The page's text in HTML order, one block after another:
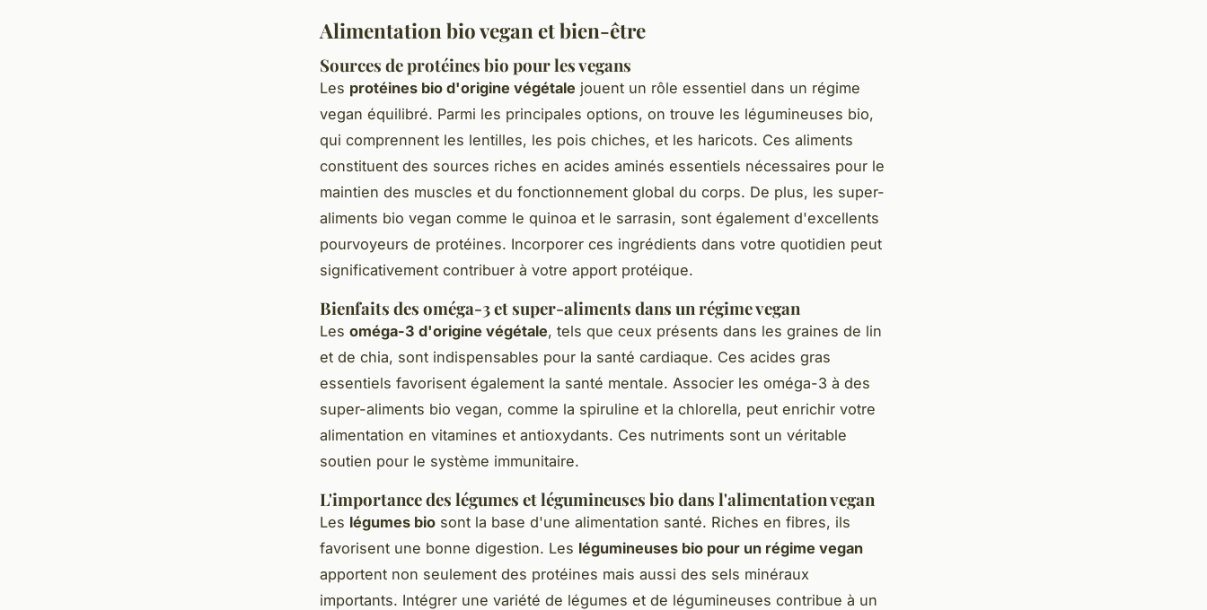
Alimentation bio vegan et bien-être
Sources de protéines bio pour les vegans
Les protéines bio d'origine végétale jouent un rôle essentiel dans un régime
vegan équilibré. Parmi les principales options, on trouve les légumineuses bio,
qui comprennent les lentilles, les pois chiches, et les haricots. Ces aliments
constituent des sources riches en acides aminés essentiels nécessaires pour le
maintien des muscles et du fonctionnement global du corps. De plus, les super-
aliments bio vegan comme le quinoa et le sarrasin, sont également d'excellents
pourvoyeurs de protéines. Incorporer ces ingrédients dans votre quotidien peut
significativement contribuer à votre apport protéique.
Bienfaits des oméga-3 et super-aliments dans un régime vegan
Les oméga-3 d'origine végétale, tels que ceux présents dans les graines de lin
et de chia, sont indispensables pour la santé cardiaque. Ces acides gras
essentiels favorisent également la santé mentale. Associer les oméga-3 à des
super-aliments bio vegan, comme la spiruline et la chlorella, peut enrichir votre
alimentation en vitamines et antioxydants. Ces nutriments sont un véritable
soutien pour le système immunitaire.
L'importance des légumes et légumineuses bio dans l'alimentation vegan
Les légumes bio sont la base d'une alimentation santé. Riches en fibres, ils
favorisent une bonne digestion. Les légumineuses bio pour un régime vegan
apportent non seulement des protéines mais aussi des sels minéraux
importants. Intégrer une variété de légumes et de légumineuses contribue à un